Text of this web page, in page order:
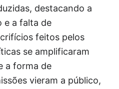
destacando a
e a falta de
feitos pelos
se amplificaram
a forma de
vieram a público,